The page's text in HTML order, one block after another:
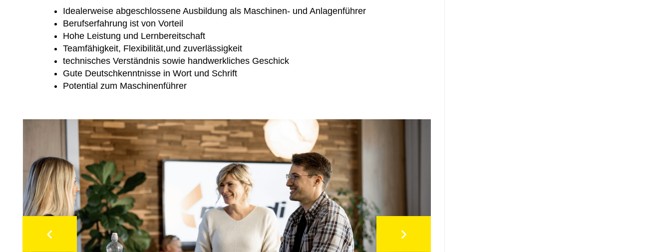
Idealerweise abgeschlossene Ausbildung als Maschinen- und Anlagenführer
Berufserfahrung ist von Vorteil
Hohe Leistung und Lernbereitschaft
Teamfähigkeit, Flexibilität,und zuverlässigkeit
technisches Verständnis sowie handwerkliches Geschick
Gute Deutschkenntnisse in Wort und Schrift
Potential zum Maschinenführer